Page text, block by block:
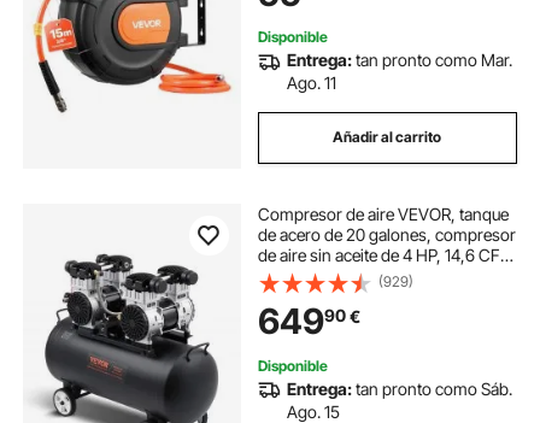
Disponible
Entrega:tan pronto como Mar.
Ago. 11
Añadir al carrito
Compresor de aire VEVOR, tanque
de acero de 20 galones, compresor
de aire sin aceite de 4 HP, 14,6 CFM
a 90 PSI y presión máxima de 125
PSI, compresor portátil
ultrasilencioso de 78 dB, para
reparación de automóviles, inflado
de neumáticos, pintura en aerosol
(929)
64990€
Disponible
Entrega:tan pronto como Sáb.
Ago. 15